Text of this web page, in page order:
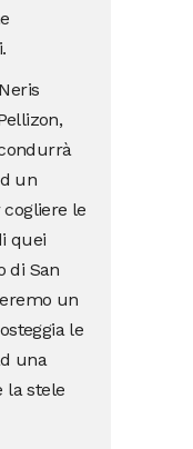
un
le
quei
di San
un
le
una
la stele